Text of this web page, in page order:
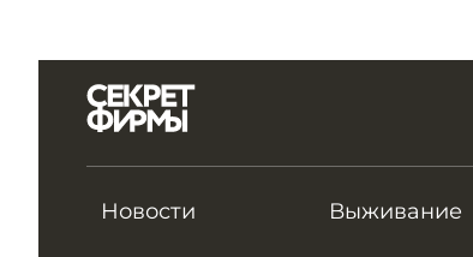
Новости Выживание